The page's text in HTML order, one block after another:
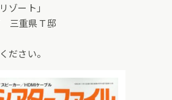
ゾート」
三重県Ｔ邸
ださい。